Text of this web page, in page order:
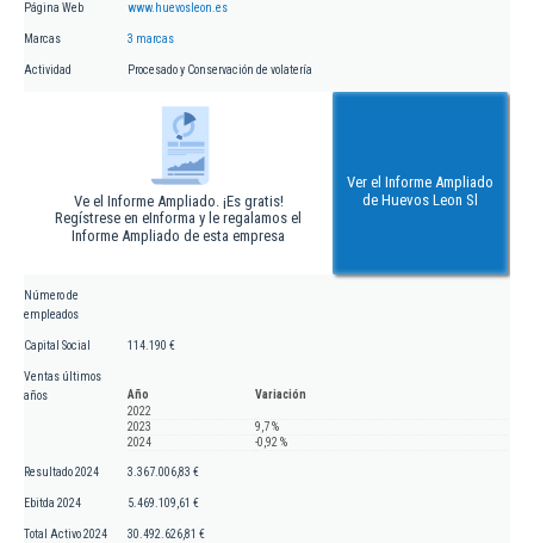
Página Web www.huevosleon.es
Marcas 3 marcas
Actividad Procesado y Conservación de volatería
Ve el Informe Ampliado. ¡Es gratis!
Regístrese en eInforma y le regalamos el
Informe Ampliado de esta empresa
Ver el Informe Ampliado
de Huevos Leon Sl
Número de
empleados
Capital Social 114.190 €
Ventas últimos
años
Año
Variación
2022
2023
9,7 %
2024
-0,92 %
Resultado 2024 3.367.006,83 €
Ebitda 2024 5.469.109,61 €
Total Activo 2024 30.492.626,81 €